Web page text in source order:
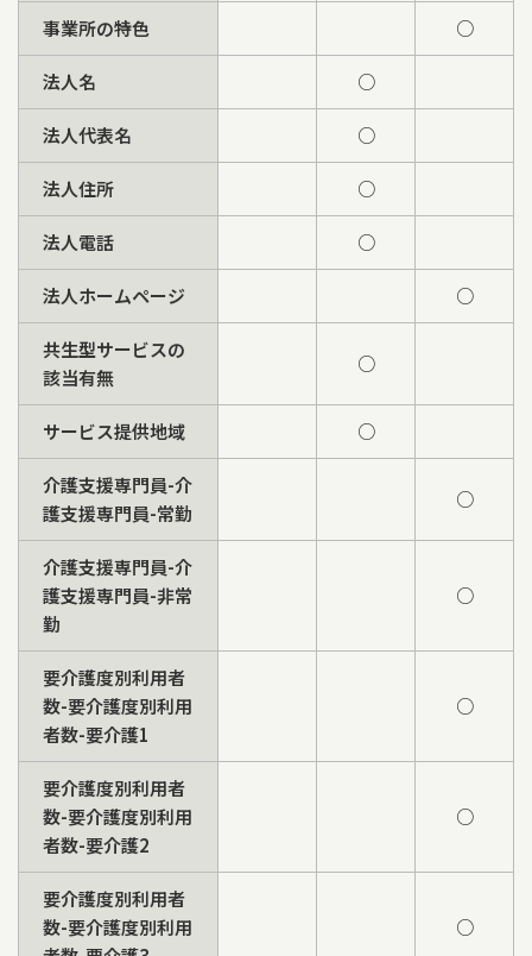
事業所の特色 ○
法人名 ○
法人代表名 ○
法人住所 ○
法人電話 ○
法人ホームページ ○
共生型サービスの
該当有無
○
サービス提供地域 ○
介護支援専門員-介
護支援専門員-常勤
○
介護支援専門員-介
護支援専門員-非常
勤
○
要介護度別利用者
数-要介護度別利用
者数-要介護1
○
要介護度別利用者
数-要介護度別利用
者数-要介護2
○
要介護度別利用者
数-要介護度別利用
○